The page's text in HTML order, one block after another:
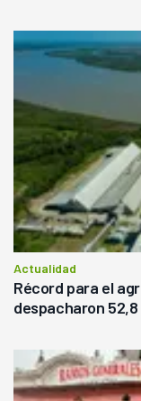
Actualidad
Récord para el
despacharon